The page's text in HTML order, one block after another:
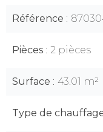
Référence
Pièces 2 pièces
Surface 43.01 m²
Type de